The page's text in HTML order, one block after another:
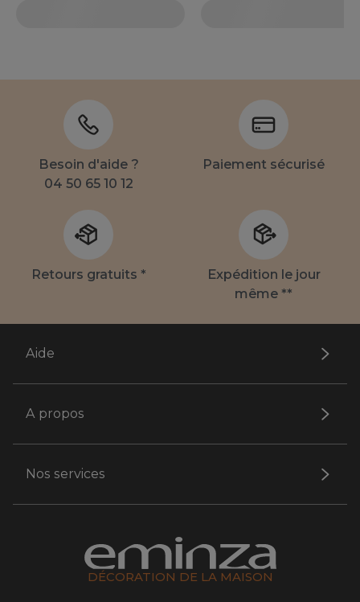
Besoin d'aide ?
04 50 65 10 12
Paiement sécurisé
Retours gratuits *
Expédition le jour
même **
Aide
A propos
Nos services
DÉCORATION DE LA MAISON